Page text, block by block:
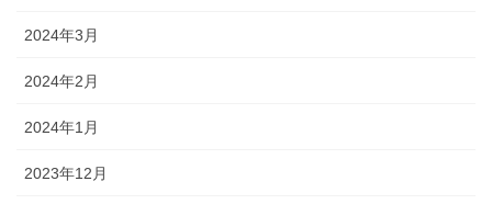
2024年3月
2024年2月
2024年1月
2023年12月